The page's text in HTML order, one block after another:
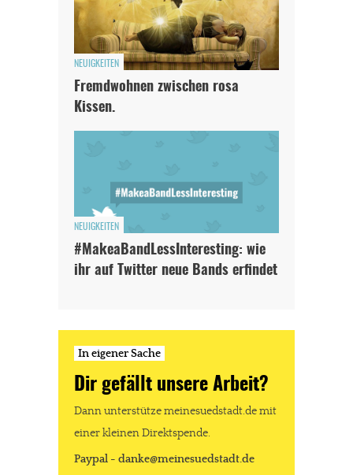
NEUIGKEITEN
Fremdwohnen zwischen rosa
Kissen.
NEUIGKEITEN
#MakeaBandLessInteresting: wie
ihr auf Twitter neue Bands erfindet
In eigener Sache
Dir gefällt unsere Arbeit?
Dann unterstütze meinesuedstadt.de mit
einer kleinen Direktspende.
Paypal - danke@meinesuedstadt.de